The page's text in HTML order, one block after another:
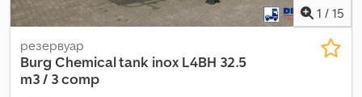
1 / 15
резервуар
Burg Chemical tank inox L4BH 32.5
m3 / 3 comp